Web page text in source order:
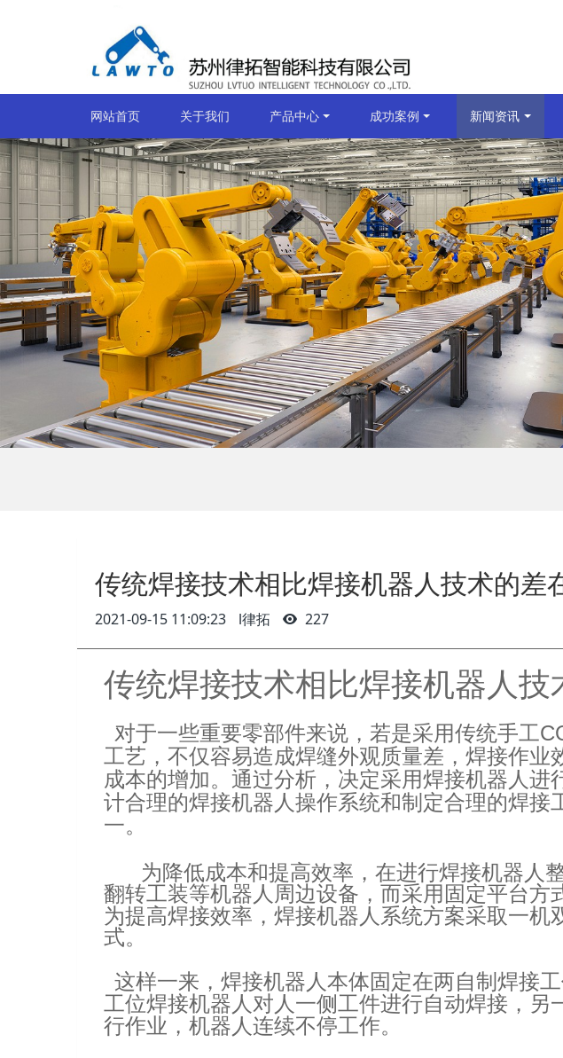
网站首页 关于我们 产品中心 成功案例 新闻资讯
传统焊接技术相比焊接机器人技术的差
2021-09-15 11:09:23 l律拓 227
传统焊接技术相比焊接机器人技
对于一些重要零部件来说，若是采用传统手工
工艺，不仅容易造成焊缝外观质量差，焊接作业
成本的增加。通过分析，决定采用焊接机器人进
计合理的焊接机器人操作系统和制定合理的焊接
一。
为降低成本和提高效率，在进行焊接机器人
翻转工装等机器人周边设备，而采用固定平台方
为提高焊接效率，焊接机器人系统方案采取一机
式。
这样一来，焊接机器人本体固定在两自制焊接
工位焊接机器人对人一侧工件进行自动焊接，另
行作业，机器人连续不停工作。